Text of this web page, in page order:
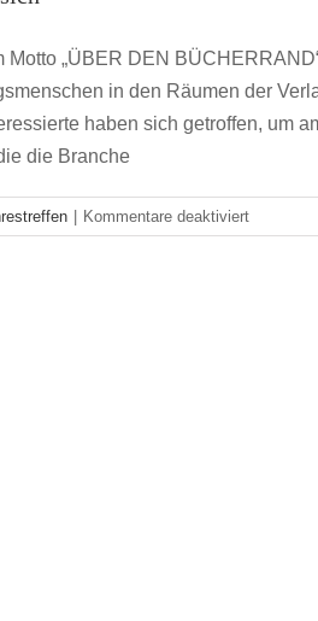
8.
Motto „ÜBER DEN
in den Räumen der
haben sich getroffen, um
die Branche
Kommentare deaktiviertfür
Das